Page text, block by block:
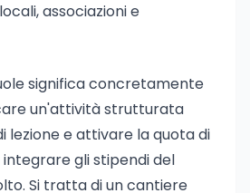
associazioni e
significa concretamente
un'attività strutturata
lezione e attivare la quota di
gli stipendi del
Si tratta di un cantiere